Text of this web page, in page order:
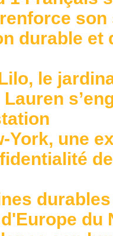
durable et
le
Lauren
York, une
du